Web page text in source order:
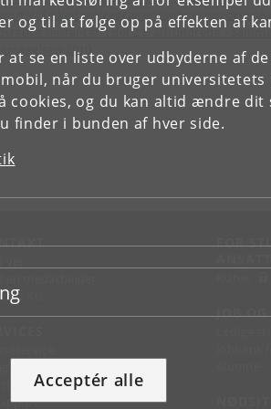
og til at følge op på effekten af
at se en liste over udbyderne af
når du bruger universitetets
cookies, og du kan altid ændre dit
finder i bunden af hver side.
Acceptér alle
V: Sikkerhedsrepræsentanten som
i det 21. århundrede -
2010
KU
FOR
JOB